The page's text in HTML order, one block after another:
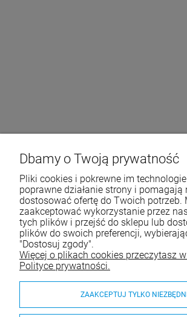
Dbamy o Twoją prywatność
Pliki cookies i pokrewne im
poprawne działanie strony i pomagają
dostosować ofertę do Twoich potrzeb.
zaakceptować wykorzystanie przez
tych plików i przejść do sklepu lub
plików do swoich preferencji,
"Dostosuj zgody".
Więcej o plikach cookies przeczytasz
Polityce prywatności.
ZAAKCEPTUJ TYLKO